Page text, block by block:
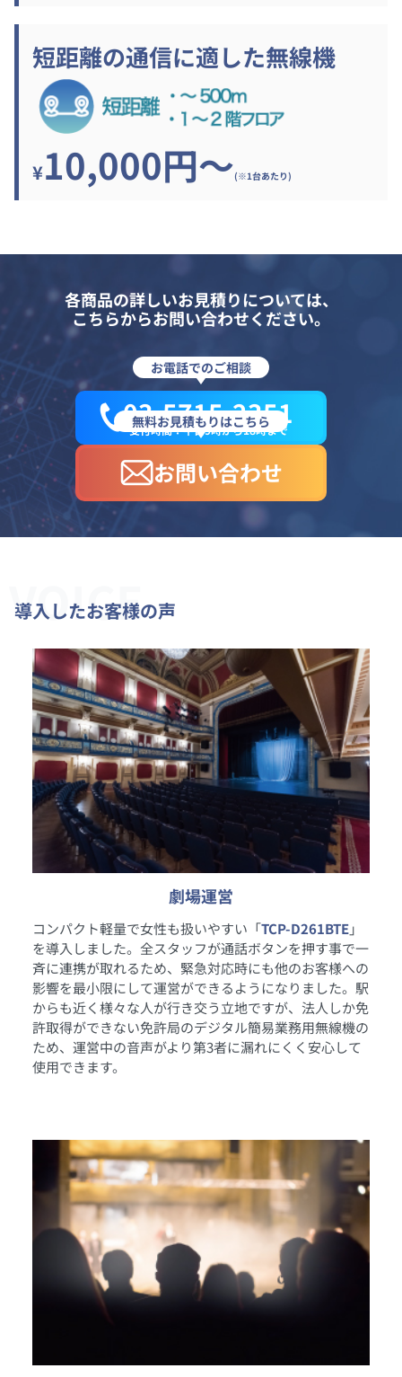
短距離の通信に適した無線機
¥10,000円～(※1台あたり)
各商品の詳しいお見積りについては、
こちらからお問い合わせください。
お電話でのご相談
03-5715-2351
受付時間：平日9時から18時まで
無料お見積もりはこちら
お問い合わせ
VOICE
導入したお客様の声
劇場運営
コンパクト軽量で女性も扱いやすい「TCP-D261BTE」
を導入しました。全スタッフが通話ボタンを押す事で一
斉に連携が取れるため、緊急対応時にも他のお客様への
影響を最小限にして運営ができるようになりました。駅
からも近く様々な人が行き交う立地ですが、法人しか免
許取得ができない免許局のデジタル簡易業務用無線機の
ため、運営中の音声がより第3者に漏れにくく安心して
使用できます。